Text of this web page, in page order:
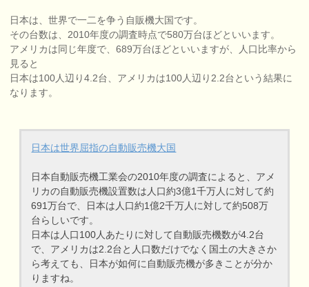
日本は、世界で一二を争う自販機大国です。
その台数は、2010年度の調査時点で580万台ほどといいます。
アメリカは同じ年度で、689万台ほどといいますが、人口比率から
見ると
日本は100人辺り4.2台、アメリカは100人辺り2.2台という結果に
なります。
日本は世界屈指の自動販売機大国
日本自動販売機工業会の2010年度の調査によると、アメ
リカの自動販売機設置数は人口約3億1千万人に対して約
691万台で、日本は人口約1億2千万人に対して約508万
台らしいです。
日本は人口100人あたりに対して自動販売機数が4.2台
で、アメリカは2.2台と人口数だけでなく国土の大きさか
ら考えても、日本が如何に自動販売機が多きことが分か
りますね。